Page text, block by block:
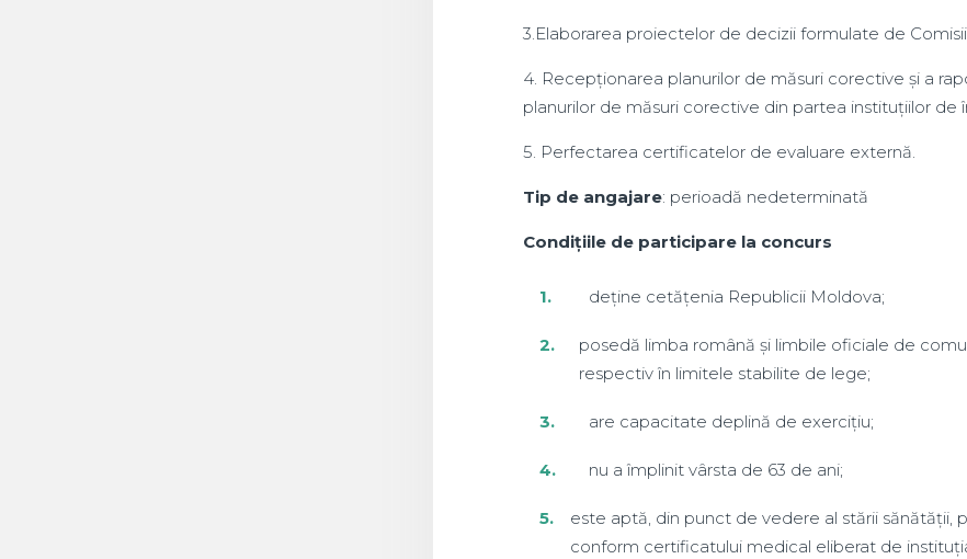
3.Elaborarea proiectelor de decizii formulate de
4. Recepționarea planurilor de măsuri corective și a
planurilor de măsuri corective din partea instituțiilor de
5. Perfectarea certificatelor de evaluare externă.
Tip de angajare: perioadă nedeterminată
Condiţiile de participare la concurs
deține cetățenia Republicii Moldova;
posedă limba română și limbile oficiale de
respectiv în limitele stabilite de lege;
are capacitate deplină de exercițiu;
nu a împlinit vârsta de 63 de ani;
este aptă, din punct de vedere al stării sănătății,
conform certificatului medical eliberat de